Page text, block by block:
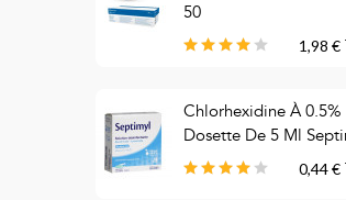
50
1,98 €
Chlorhexidine À 0.5%
Dosette De 5 Ml
0,44 €